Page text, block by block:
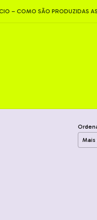
– COMO SÃO PRODUZIDAS